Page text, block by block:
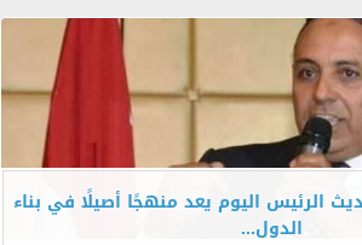
الرئيس اليوم يعد منهجًا أصيلًا في بناء
الدول...